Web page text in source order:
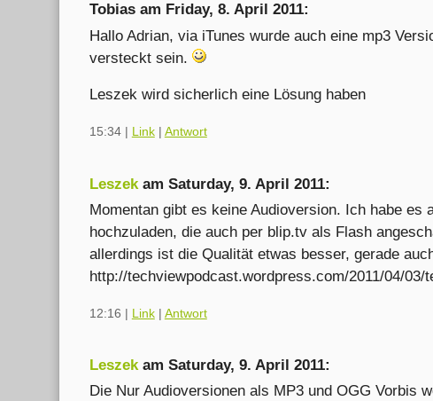
Tobias am Friday, 8. April 2011:
Hallo Adrian, via iTunes wurde auch eine mp3
versteckt sein.
Leszek wird sicherlich eine Lösung haben
15:34| Link| Antwort
Leszekam Saturday, 9. April 2011:
Momentan gibt es keine Audioversion. Ich habe
hochzuladen, die auch per blip.tv als Flash
allerdings ist die Qualität etwas besser, gerade
http://techviewpodcast.wordpress.com/2011/04/03/
12:16 | Link| Antwort
Leszekam Saturday, 9. April 2011:
Die Nur Audioversionen als MP3 und OGG Vorbis